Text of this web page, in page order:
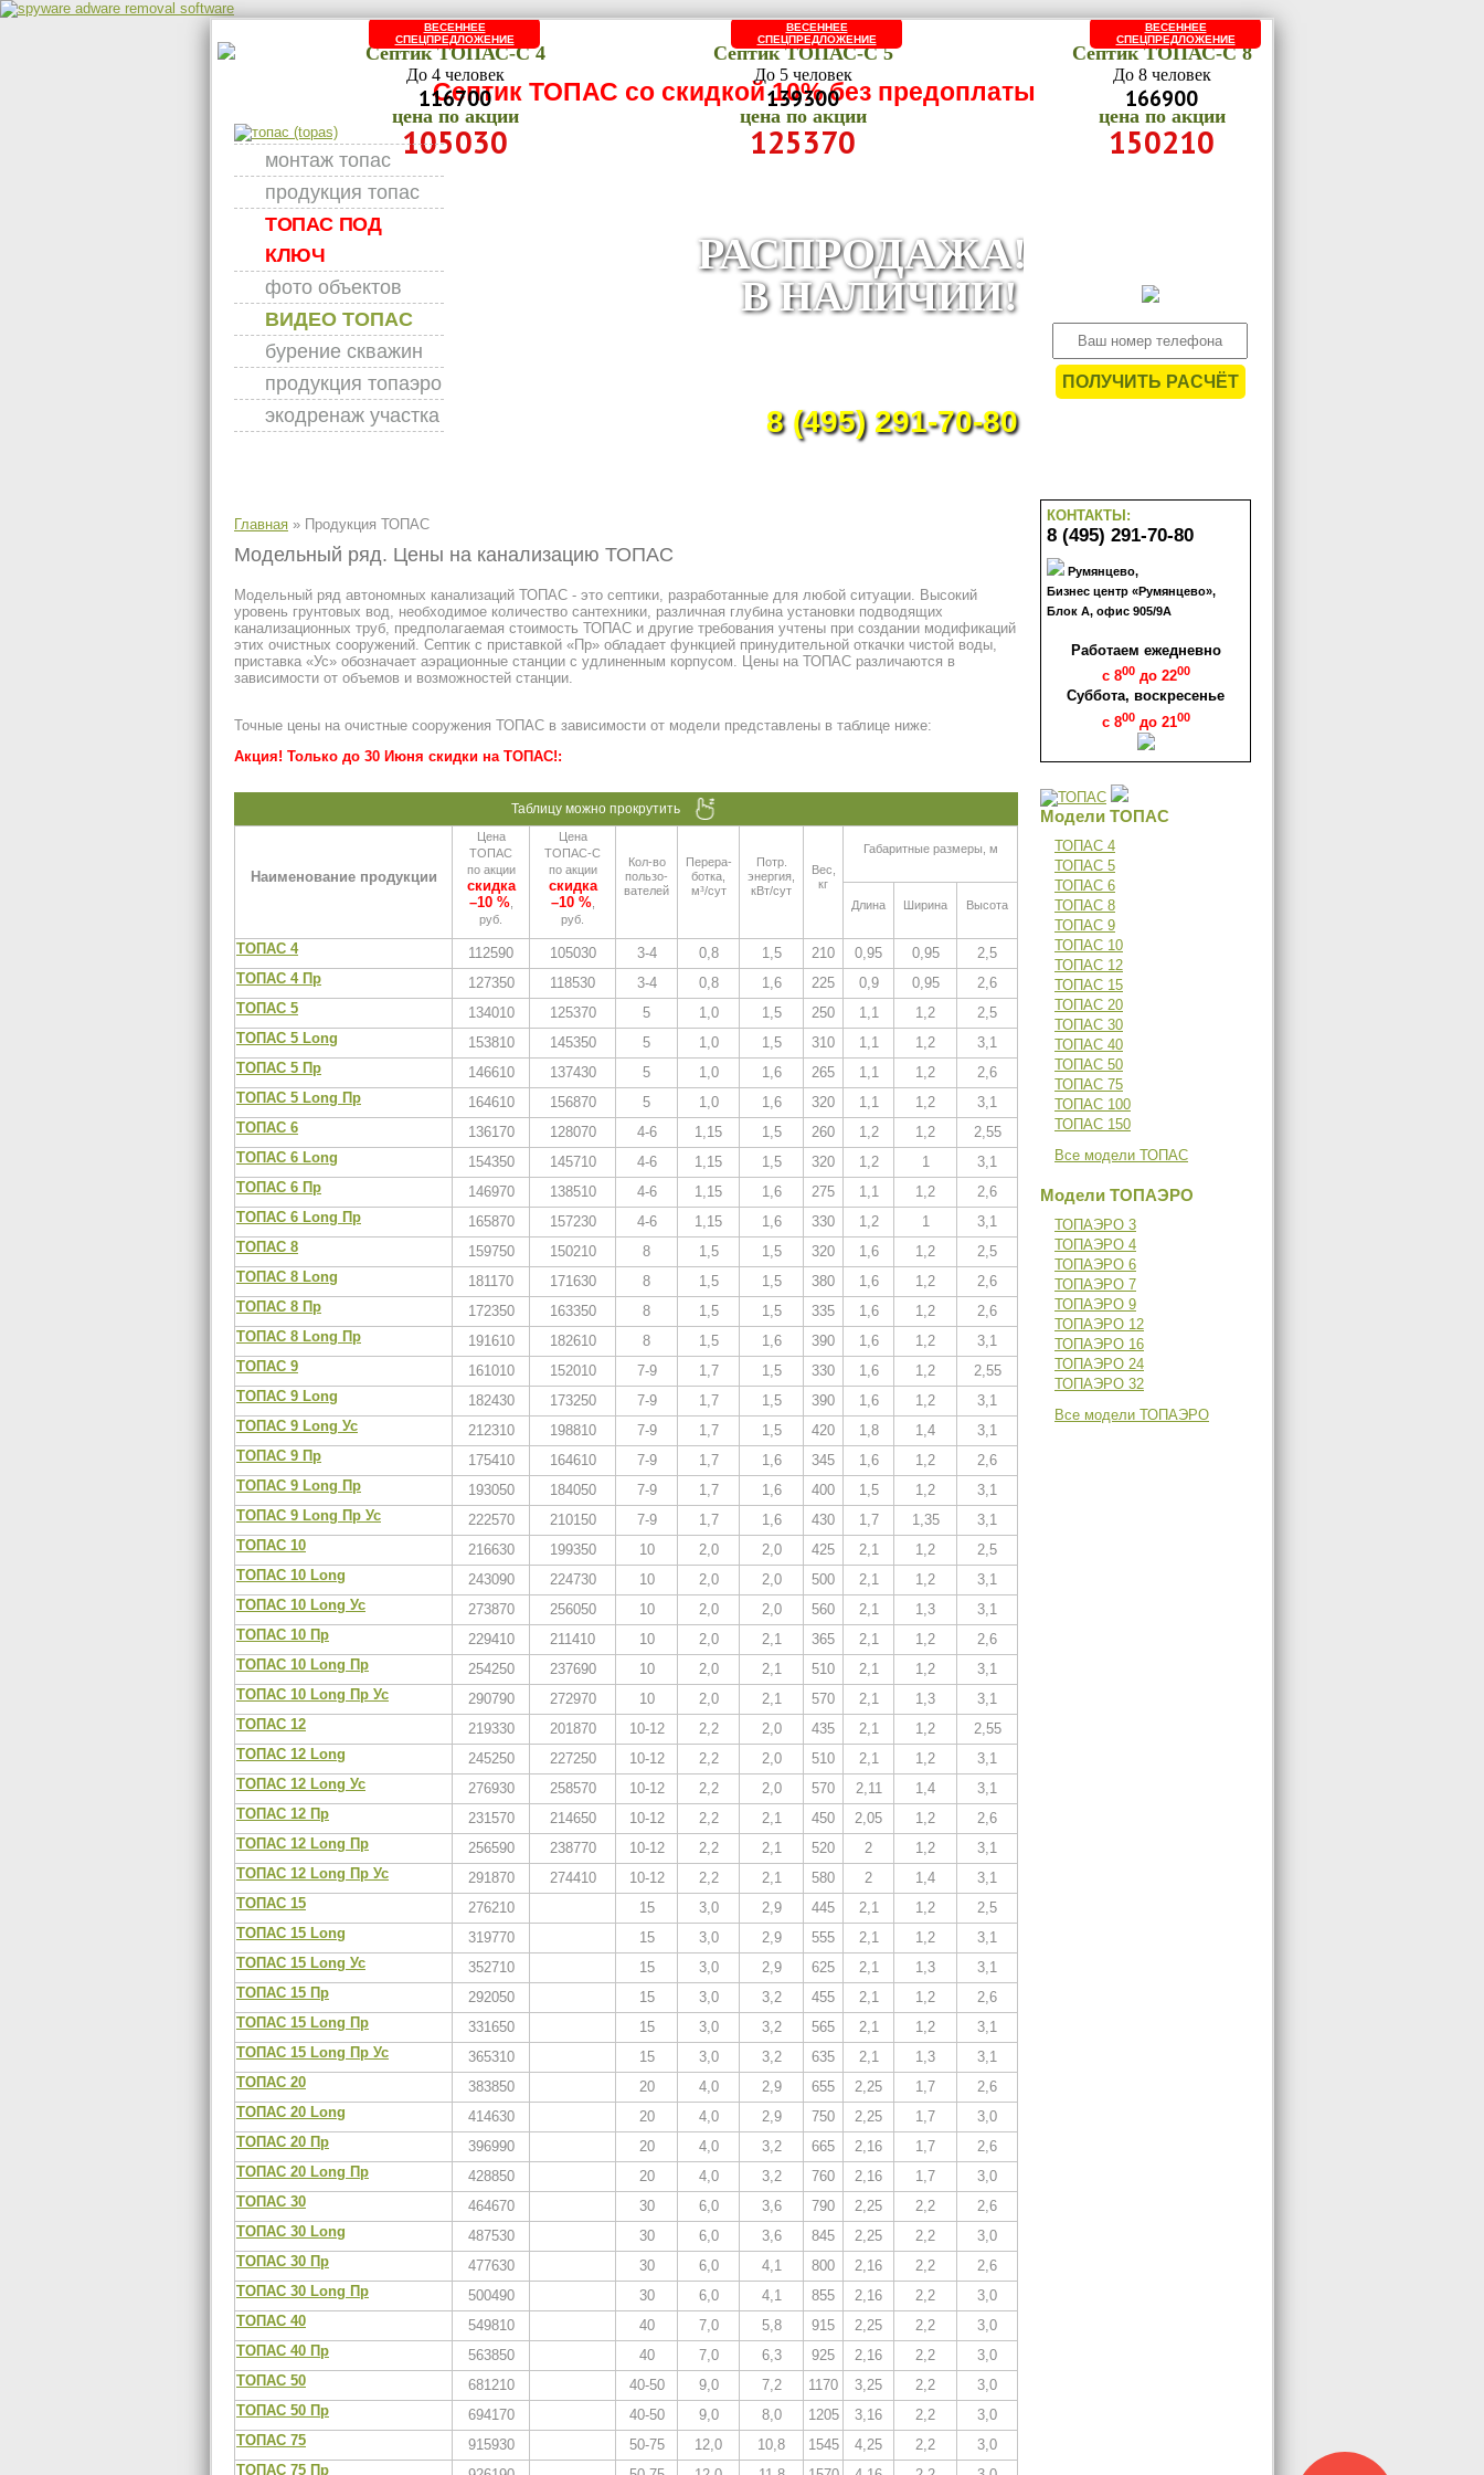
Септик ТОПАС-C 4
До 4 человек
116700
цена по акции
105030
ВЕСЕННЕЕ
СПЕЦПРЕДЛОЖЕНИЕ
Септик ТОПАС-C 5
До 5 человек
139300
цена по акции
125370
ВЕСЕННЕЕ
СПЕЦПРЕДЛОЖЕНИЕ
Септик ТОПАС-C 8
До 8 человек
166900
цена по акции
150210
ВЕСЕННЕЕ
СПЕЦПРЕДЛОЖЕНИЕ
Септик ТОПАС со скидкой 10% без предоплаты
РАСПРОДАЖА!
В НАЛИЧИИ!
8 (495) 291-70-80
монтаж топас
продукция топас
ТОПАС ПОД
КЛЮЧ
фото объектов
ВИДЕО ТОПАС
бурение скважин
продукция топаэро
экодренаж участка
Главная » Продукция ТОПАС
Модельный ряд. Цены на канализацию ТОПАС
Модельный ряд автономных канализаций ТОПАС - это септики, разработанные для любой ситуации. Высокий
уровень грунтовых вод, необходимое количество сантехники, различная глубина установки подводящих
канализационных труб, предполагаемая стоимость ТОПАС и другие требования учтены при создании модификаций
этих очистных сооружений. Септик с приставкой «Пр» обладает функцией принудительной откачки чистой воды,
приставка «Ус» обозначает аэрационные станции с удлиненным корпусом. Цены на ТОПАС различаются в
зависимости от объемов и возможностей станции.
Точные цены на очистные сооружения ТОПАС в зависимости от модели представлены в таблице ниже:
Акция! Только до 30 Июня скидки на ТОПАС!:
Наименование продукции
Цена
ТОПАС
по акции
скидка
–10 %,
руб.
Цена
ТОПАС-С
по акции
скидка
–10 %,
руб.
Кол-во
пользо-
вателей
Перера-
ботка,
м³/сут
Потр.
энергия,
кВт/сут
Вес,
кг
Габаритные размеры, м
Длина Ширина Высота
ТОПАС 4 112590 105030 3-4 0,8 1,5 210 0,95 0,95
2,5
ТОПАС 4 Пр
127350 118530 3-4 0,8 1,6 225 0,9 0,95
2,6
ТОПАС 5
134010 125370 5 1,0 1,5 250 1,1 1,2
2,5
ТОПАС 5 Long
153810 145350 5 1,0 1,5 310 1,1 1,2
3,1
ТОПАС 5 Пр
146610 137430 5 1,0 1,6 265 1,1 1,2
2,6
ТОПАС 5 Long Пр
164610 156870 5 1,0 1,6 320 1,1 1,2
3,1
ТОПАС 6
136170 128070 4-6 1,15 1,5 260 1,2 1,2
2,55
ТОПАС 6 Long
154350 145710 4-6 1,15 1,5 320 1,2 1
3,1
ТОПАС 6 Пр
146970 138510 4-6 1,15 1,6 275 1,1 1,2
2,6
ТОПАС 6 Long Пр
165870 157230 4-6 1,15 1,6 330 1,2 1
3,1
ТОПАС 8
159750 150210 8 1,5 1,5 320 1,6 1,2
2,5
ТОПАС 8 Long
181170 171630 8 1,5 1,5 380 1,6 1,2
2,6
ТОПАС 8 Пр
172350 163350 8 1,5 1,5 335 1,6 1,2
2,6
ТОПАС 8 Long Пр
191610 182610 8 1,5 1,6 390 1,6 1,2
3,1
ТОПАС 9
161010 152010 7-9 1,7 1,5 330 1,6 1,2
2,55
ТОПАС 9 Long
182430 173250 7-9 1,7 1,5 390 1,6 1,2
3,1
ТОПАС 9 Long Ус
212310 198810 7-9 1,7 1,5 420 1,8 1,4
3,1
ТОПАС 9 Пр
175410 164610 7-9 1,7 1,6 345 1,6 1,2
2,6
ТОПАС 9 Long Пр
193050 184050 7-9 1,7 1,6 400 1,5 1,2
3,1
ТОПАС 9 Long Пр Ус
222570 210150 7-9 1,7 1,6 430 1,7 1,35
3,1
ТОПАС 10
216630 199350 10 2,0 2,0 425 2,1 1,2
2,5
ТОПАС 10 Long
243090 224730 10 2,0 2,0 500 2,1 1,2
3,1
ТОПАС 10 Long Ус
273870 256050 10 2,0 2,0 560 2,1 1,3
3,1
ТОПАС 10 Пр
229410 211410 10 2,0 2,1 365 2,1 1,2
2,6
ТОПАС 10 Long Пр
254250 237690 10 2,0 2,1 510 2,1 1,2
3,1
ТОПАС 10 Long Пр Ус
290790 272970 10 2,0 2,1 570 2,1 1,3
3,1
ТОПАС 12
219330 201870 10-12 2,2 2,0 435 2,1 1,2
2,55
ТОПАС 12 Long
245250 227250 10-12 2,2 2,0 510 2,1 1,2
3,1
ТОПАС 12 Long Ус
276930 258570 10-12 2,2 2,0 570 2,11 1,4
3,1
ТОПАС 12 Пр
231570 214650 10-12 2,2 2,1 450 2,05 1,2
2,6
ТОПАС 12 Long Пр
256590 238770 10-12 2,2 2,1 520 2 1,2
3,1
ТОПАС 12 Long Пр Ус
291870 274410 10-12 2,2 2,1 580 2 1,4
3,1
ТОПАС 15
276210 15 3,0 2,9 445 2,1 1,2
2,5
ТОПАС 15 Long
319770 15 3,0 2,9 555 2,1 1,2
3,1
ТОПАС 15 Long Ус
352710 15 3,0 2,9 625 2,1 1,3
3,1
ТОПАС 15 Пр
292050 15 3,0 3,2 455 2,1 1,2
2,6
ТОПАС 15 Long Пр
331650 15 3,0 3,2 565 2,1 1,2
3,1
ТОПАС 15 Long Пр Ус
365310 15 3,0 3,2 635 2,1 1,3
3,1
ТОПАС 20
383850 20 4,0 2,9 655 2,25 1,7
2,6
ТОПАС 20 Long
414630 20 4,0 2,9 750 2,25 1,7
3,0
ТОПАС 20 Пр
396990 20 4,0 3,2 665 2,16 1,7
2,6
ТОПАС 20 Long Пр
428850 20 4,0 3,2 760 2,16 1,7
3,0
ТОПАС 30
464670 30 6,0 3,6 790 2,25 2,2
2,6
ТОПАС 30 Long
487530 30 6,0 3,6 845 2,25 2,2
3,0
ТОПАС 30 Пр
477630 30 6,0 4,1 800 2,16 2,2
2,6
ТОПАС 30 Long Пр
500490 30 6,0 4,1 855 2,16 2,2
3,0
ТОПАС 40
549810 40 7,0 5,8 915 2,25 2,2
3,0
ТОПАС 40 Пр
563850 40 7,0 6,3 925 2,16 2,2
3,0
ТОПАС 50
681210 40-50 9,0 7,2 1170 3,25 2,2
3,0
ТОПАС 50 Пр
694170 40-50 9,0 8,0 1205 3,16 2,2
3,0
ТОПАС 75
915930 50-75 12,0 10,8 1545 4,25 2,2
3,0
ТОПАС 75 Пр
ПОЛУЧИТЬ РАСЧЁТ
КОНТАКТЫ:
8 (495) 291-70-80
Румянцево,
Бизнес центр «Румянцево»,
Блок А, офис 905/9А
Работаем ежедневно
с 800до 2200
Суббота, воскресенье
с 800до 2100
Модели ТОПАС
ТОПАС 4
ТОПАС 5
ТОПАС 6
ТОПАС 8
ТОПАС 9
ТОПАС 10
ТОПАС 12
ТОПАС 15
ТОПАС 20
ТОПАС 30
ТОПАС 40
ТОПАС 50
ТОПАС 75
ТОПАС 100
ТОПАС 150
Все модели ТОПАС
Модели ТОПАЭРО
ТОПАЭРО 3
ТОПАЭРО 4
ТОПАЭРО 6
ТОПАЭРО 7
ТОПАЭРО 9
ТОПАЭРО 12
ТОПАЭРО 16
ТОПАЭРО 24
ТОПАЭРО 32
Все модели ТОПАЭРО